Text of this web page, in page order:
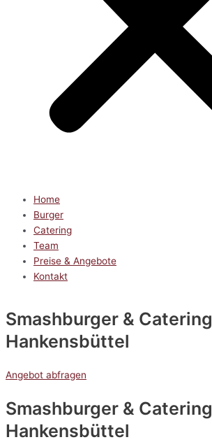
Home
Burger
Catering
Team
Preise & Angebote
Kontakt
Smashburger & Catering
Hankensbüttel
Angebot abfragen
Smashburger & Catering
Hankensbüttel